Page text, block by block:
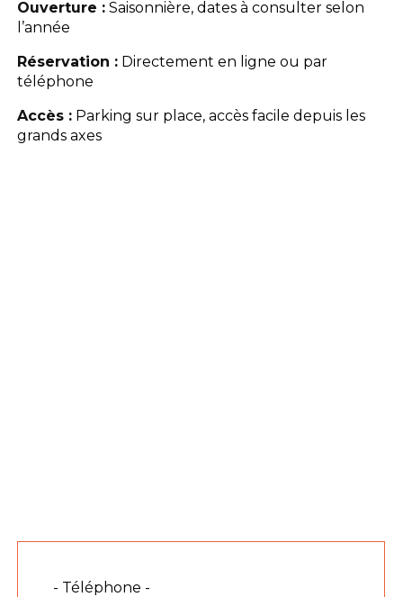
Ouverture : Saisonnière, dates à consulter selon
l’année
Réservation : Directement en ligne ou par
téléphone
Accès : Parking sur place, accès facile depuis les
grands axes
- Téléphone -